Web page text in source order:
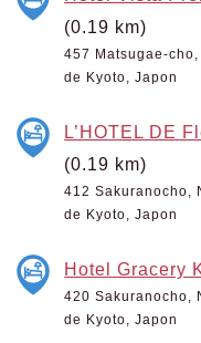
(0.19 km)
457 Matsugae-
de Kyoto, Japon
L’HOTEL DE
(0.19 km)
412 Sakuranocho,
de Kyoto, Japon
Hotel Gracery
420 Sakuranocho,
de Kyoto, Japon